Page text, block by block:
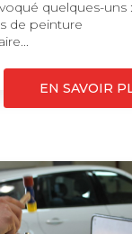
quelques-uns
de peinture
EN SAVOIR